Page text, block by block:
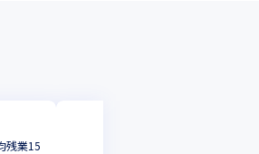
残業15